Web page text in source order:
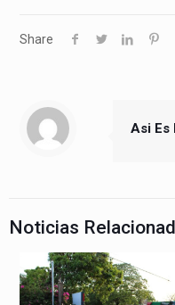
Share
Asi Es
Noticias